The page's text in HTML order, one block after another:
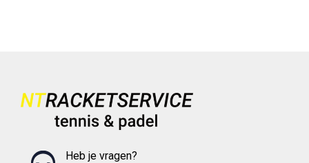
Heb je vragen?